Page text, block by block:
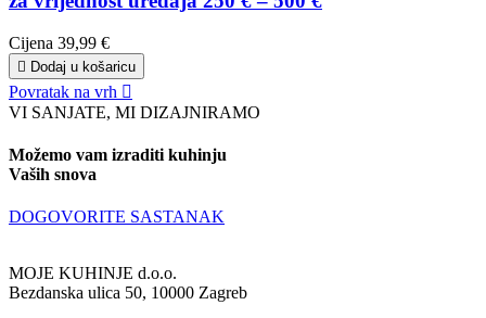
Cijena 39,99 €
 Dodaj u košaricu
Povratak na vrh 
VI SANJATE, MI DIZAJNIRAMO
Možemo vam izraditi kuhinju
Vaših snova
DOGOVORITE SASTANAK
MOJE KUHINJE d.o.o.
Bezdanska ulica 50, 10000 Zagreb